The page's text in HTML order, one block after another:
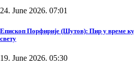
24. June 2026. 07:01
Епископ Порфирије (Шутов): Пир у време
свету
19. June 2026. 05:30